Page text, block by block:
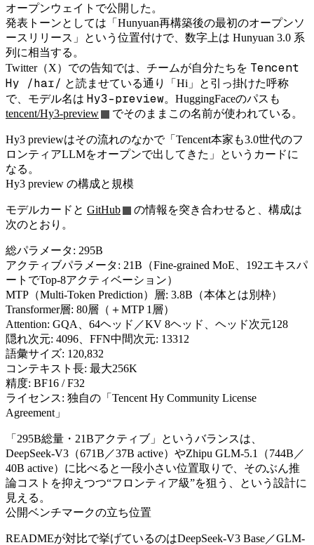
オープンウェイトで公開した。
発表トーンとしては「Hunyuan再構築後の最初のオープンソ
ースリリース」という位置付けで、数字上は Hunyuan 3.0 系
列に相当する。
Twitter（X）での告知では、チームが自分たちを Tencent
Hy /haɪ/ と読ませている通り「Hi」と引っ掛けた呼称
で、モデル名は Hy3-preview。HuggingFaceのパスも
tencent/Hy3-preview
でそのままこの名前が使われている。
Hy3 previewはその流れのなかで「Tencent本家も3.0世代のフ
ロンティアLLMをオープンで出してきた」というカードに
なる。
Hy3 preview の構成と規模
モデルカードと GitHub
の情報を突き合わせると、構成は
次のとおり。
総パラメータ: 295B
アクティブパラメータ: 21B（Fine-grained MoE、192エキスパ
ートでTop-8アクティベーション）
MTP（Multi-Token Prediction）層: 3.8B（本体とは別枠）
Transformer層: 80層（＋MTP 1層）
Attention: GQA、64ヘッド／KV 8ヘッド、ヘッド次元128
隠れ次元: 4096、FFN中間次元: 13312
語彙サイズ: 120,832
コンテキスト長: 最大256K
精度: BF16 / F32
ライセンス: 独自の「Tencent Hy Community License
Agreement」
「295B総量・21Bアクティブ」というバランスは、
DeepSeek-V3（671B／37B active）やZhipu GLM-5.1（744B／
40B active）に比べると一段小さい位置取りで、そのぶん推
論コストを抑えつつ“フロンティア級”を狙う、という設計に
見える。
公開ベンチマークの立ち位置
READMEが対比で挙げているのはDeepSeek-V3 Base／GLM-